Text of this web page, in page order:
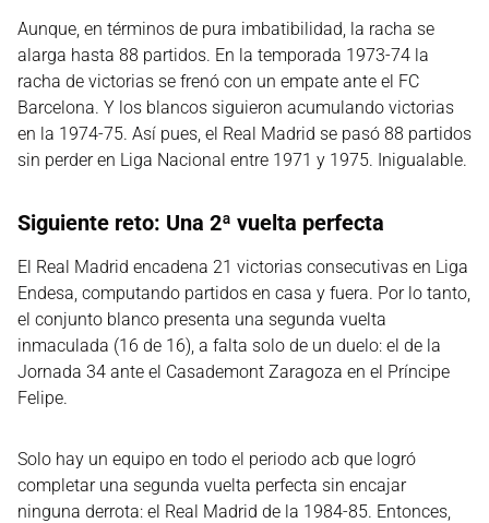
Aunque, en términos de pura imbatibilidad, la racha se
alarga hasta 88 partidos. En la temporada 1973-74 la
racha de victorias se frenó con un empate ante el FC
Barcelona. Y los blancos siguieron acumulando victorias
en la 1974-75. Así pues, el Real Madrid se pasó 88 partidos
sin perder en Liga Nacional entre 1971 y 1975. Inigualable.
Siguiente reto: Una 2ª vuelta perfecta
El Real Madrid encadena 21 victorias consecutivas en Liga
Endesa, computando partidos en casa y fuera. Por lo tanto,
el conjunto blanco presenta una segunda vuelta
inmaculada (16 de 16), a falta solo de un duelo: el de la
Jornada 34 ante el Casademont Zaragoza en el Príncipe
Felipe.
Solo hay un equipo en todo el periodo acb que logró
completar una segunda vuelta perfecta sin encajar
ninguna derrota: el Real Madrid de la 1984-85. Entonces,